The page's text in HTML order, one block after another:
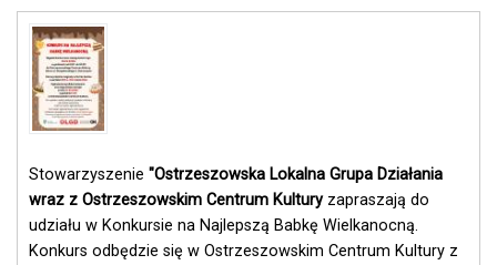
Stowarzyszenie "Ostrzeszowska Lokalna Grupa Działania
wraz z Ostrzeszowskim Centrum Kultury zapraszają do
udziału w Konkursie na Najlepszą Babkę Wielkanocną.
Konkurs odbędzie się w Ostrzeszowskim Centrum Kultury z